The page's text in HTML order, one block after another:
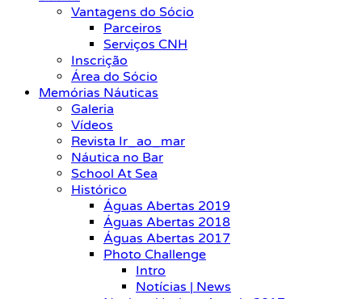
Vantagens do Sócio
Parceiros
Serviços CNH
Inscrição
Área do Sócio
Memórias Náuticas
Galeria
Vídeos
Revista Ir_ao_mar
Náutica no Bar
School At Sea
Histórico
Águas Abertas 2019
Águas Abertas 2018
Águas Abertas 2017
Photo Challenge
Intro
Notícias | News